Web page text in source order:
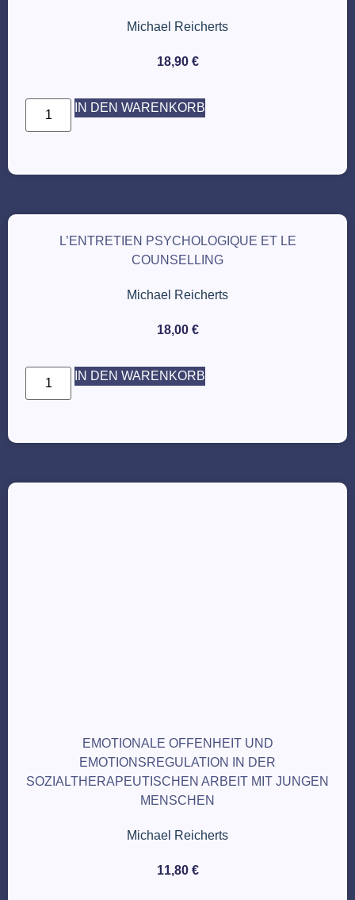
Michael Reicherts
18,90 €
IN DEN WARENKORB
L’ENTRETIEN PSYCHOLOGIQUE ET LE
COUNSELLING
Michael Reicherts
18,00 €
IN DEN WARENKORB
EMOTIONALE OFFENHEIT UND
EMOTIONSREGULATION IN DER
SOZIALTHERAPEUTISCHEN ARBEIT MIT JUNGEN
MENSCHEN
Michael Reicherts
11,80 €